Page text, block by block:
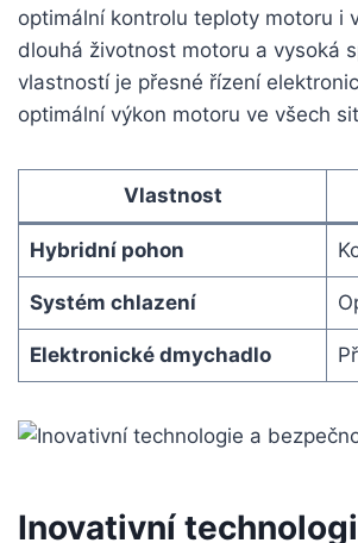
optimální kontrolu teploty motoru i
dlouhá životnost motoru a vysoká
vlastností je přesné řízení
optimální výkon motoru ve všech
Vlastnost
Hybridní pohon
Systém chlazení
Elektronické dmychadlo
Inovativní